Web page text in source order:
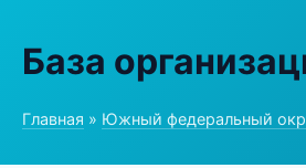
База
Главная » Южный федеральный